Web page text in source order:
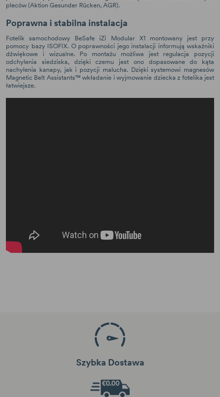
pleców (Aktion Gesunder Rücken, AGR).
Poprawna i stabilna instalacja
Fotelik samochodowy BeSafe iZi Modular X1 montowany jest przy
pomocy bazy ISOFIX. O poprawności jego instalacji informują wskaźniki
dźwiękowe i wizualne. Po montażu możliwa jest regulacja pozycji
odchylenia siedziska, dzięki czemu jest ono dopasowane do kąta
nachylenia kanapy, jak i pozycji malucha. Dzięki systemowi magnesów
Magnetic Belt Assistants™ wkładanie i wyjmowanie dziecka z fotelika jest
łatwiejsze.
Szybka Dostawa